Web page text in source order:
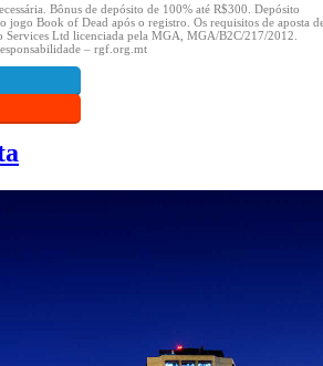
Bônus de depósito de 100% até R$300. Depósito
jogo Book of Dead após o registro. Os requisitos de aposta
Services Ltd licenciada pela MGA, MGA/B2C/217/2012.
– rgf.org.mt